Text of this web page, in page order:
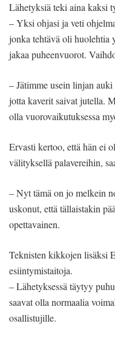
Lähetyksiä teki aina kaksi
– Yksi ohjasi ja veti
jonka tehtävä oli huolehtia
jakaa puheenvuorot.
– Jätimme usein linjan
jotta kaverit saivat jutella.
olla vuorovaikutuksessa
Ervasti kertoo, että hän ei
välityksellä palavereihin,
– Nyt tämä on jo melkein
uskonut, että tällaistakin
opettavainen.
Teknisten kikkojen lisäksi
esiintymistaitoja.
– Lähetyksessä täytyy
saavat olla normaalia
osallistujille.